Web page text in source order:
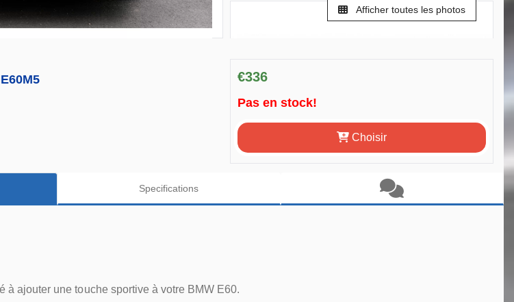
Afficher toutes les photos
€336
Pas en stock!
Choisir
Specifications
à ajouter une touche sportive à votre BMW E60.